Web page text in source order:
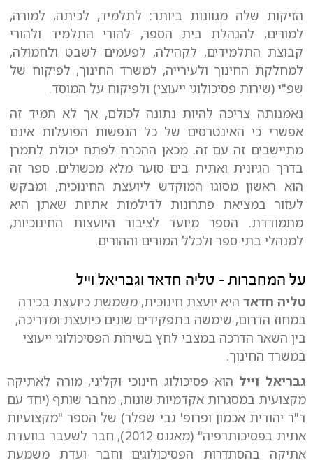
הזיקות שלה מגוונות ביותר: לתלמיד, לכיתה, למורה,
למורים, להנהלת בית הספר, להורי התלמיד ולהורי
קבוצת התלמידים, לקהילה, לפעמים לשבט ולחמולה,
למחלקת החינוך ולעירייה, למשרד החינוך, לפיקוח של
שפ"י (שירות פסיכולוגי ייעוצי) ולפיקוח על המוסד.
נאמנותה צריכה להיות נתונה לכולם, אך לא תמיד זה
אפשרי כי האינטרסים של כל הנפשות הפועלות אינם
מתיישבים זה עם זה. מכאן ההכרח לפתח יכולת לתמרן
בדרך הגיונית ואתית בים סוער מלא מכשולים. ספר זה
הוא ראשון מסוגו המוקדש ליועצת החינוכית, ומבקש
לעזור במציאת פתרונות לדילמות אתיות שאתן היא
מתמודדת. הספר מיועד לציבור היועצות החינוכיות,
למנהלי בתי ספר ולכלל המורים וההורים.
על המחברות - טליה חדאד וגבריאל וייל
טליה חדאד היא יועצת חינוכית, משמשת כיועצת בכירה
במחוז הדרום, שימשה בתפקידים שונים כיועצת ומדריכה,
בין השאר הדרכה במצבי לחץ בשירות הפסיכולוגי ייעוצי
במשרד החינוך.
גבריאל וייל הוא פסיכולוג חינוכי וקליני, מורה לאתיקה
מקצועית במסגרות אקדמיות שונות, מחבר שותף (יחד עם
ד"ר יהודית אכמון ופרופ' גבי שפלר) של הספר "מקצועיות
אתית בפסיכותרפיה" (מאגנס 2012), חבר לשעבר בוועדת
אתיקה בהסתדרות הפסיכולוגים וחבר ועדת משמעת